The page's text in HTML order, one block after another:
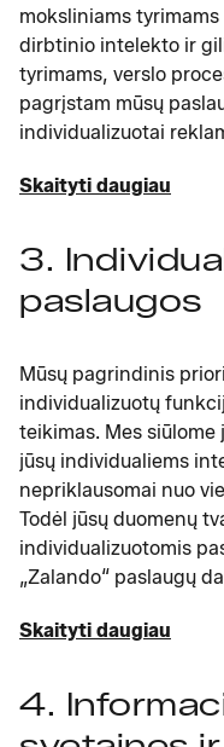
moksliniams
dirbtinio intelekto ir
tyrimams, verslo
pagrįstam mūsų
individualizuotai
Skaityti daugiau
3.
paslaugos
Mūsų pagrindinis
individualizuotų
teikimas. Mes
jūsų individualiems
nepriklausomai nuo
Todėl jūsų duomenų
individualizuotomis
„Zalando“ paslaugų
Skaityti daugiau
4.